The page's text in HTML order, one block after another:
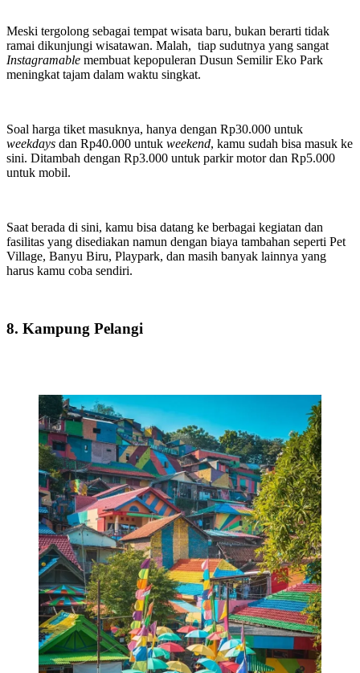
Meski tergolong sebagai tempat wisata baru, bukan berarti tidak
ramai dikunjungi wisatawan. Malah, tiap sudutnya yang sangat
Instagramable membuat kepopuleran Dusun Semilir Eko Park
meningkat tajam dalam waktu singkat.
Soal harga tiket masuknya, hanya dengan Rp30.000 untuk
weekdays dan Rp40.000 untuk weekend, kamu sudah bisa masuk ke
sini. Ditambah dengan Rp3.000 untuk parkir motor dan Rp5.000
untuk mobil.
Saat berada di sini, kamu bisa datang ke berbagai kegiatan dan
fasilitas yang disediakan namun dengan biaya tambahan seperti Pet
Village, Banyu Biru, Playpark, dan masih banyak lainnya yang
harus kamu coba sendiri.
8. Kampung Pelangi